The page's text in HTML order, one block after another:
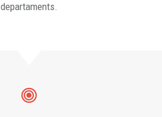
departaments.